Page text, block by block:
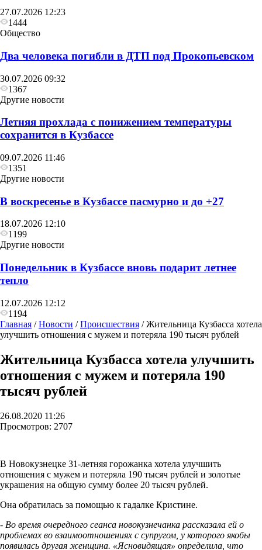
27.07.2026 12:23
1444
Общество
Два человека погибли в ДТП под Прокопьевском
30.07.2026 09:32
1367
Другие новости
Летняя прохлада с понижением температуры
сохранится в Кузбассе
09.07.2026 11:46
1351
Другие новости
В воскресенье в Кузбассе пасмурно и до +27
18.07.2026 12:10
1199
Другие новости
Понедельник в Кузбассе вновь подарит летнее
тепло
12.07.2026 12:12
1194
Главная /Новости /Происшествия /Жительница Кузбасса хотела
улучшить отношения с мужем и потеряла 190 тысяч рублей
Жительница Кузбасса хотела улучшить
отношения с мужем и потеряла 190
тысяч рублей
26.08.2020 11:26
Просмотров: 2707
В Новокузнецке 31-летняя горожанка хотела улучшить
отношения с мужем и потеряла 190 тысяч рублей и золотые
украшения на общую сумму более 20 тысяч рублей.
Она обратилась за помощью к гадалке Кристине.
- Во время очередного сеанса новокузнечанка рассказала ей о
проблемах во взаимоотношениях с супругом, у которого якобы
появилась другая женщина. «Ясновидящая» определила, что